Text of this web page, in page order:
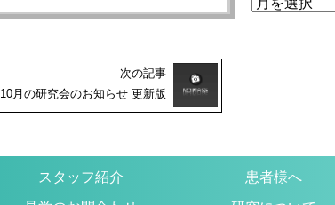
次の記事
10月の研究会のお知らせ 更新版
スタッフ紹介 患者様へ